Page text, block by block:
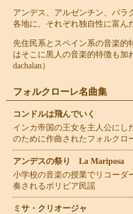
アンデス、アルゼンチン、パラ
各地に、それぞれ独自性に富ん
先住民系とスペイン系の音楽的
はそこに黒人の音楽的特徴も加
dachalan）
フォルクローレ名曲集
コンドルは飛んでいく
インカ帝国の王女を主人公にし
のために作曲されたフォルクロ
アンデスの祭り La Mariposa
小学校の音楽の授業でリコーダ
奏されるボリビア民謡
ミサ・クリオージャ